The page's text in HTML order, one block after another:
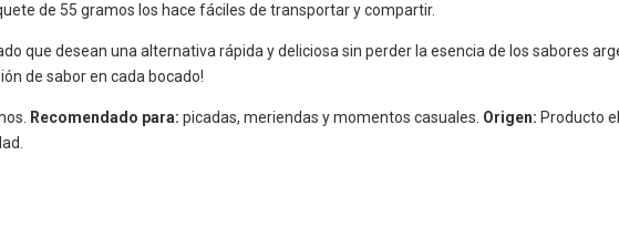
de 55 gramos los hace fáciles de transportar y compartir.
que desean una alternativa rápida y deliciosa sin perder la esencia de los sabores
de sabor en cada bocado!
Recomendado para: picadas, meriendas y momentos casuales. Origen: Producto